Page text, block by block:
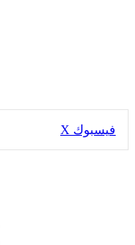
فيسبوك Xلينكدإن
بينتيريست
مشاركة
طباعة